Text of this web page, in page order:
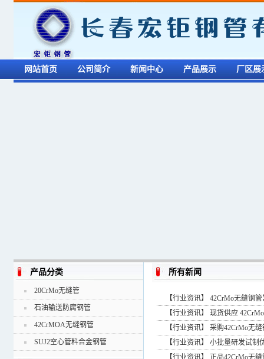
网站首页 公司简介 新闻中心 产品展示 厂区展
所有新闻
【行业资讯】 42CrMo无缝钢
【行业资讯】 现货供应
【行业资讯】 采购42CrMo无
【行业资讯】 小批量研发试制
【行业资讯】 正品42CrMo无
产品分类
20CrMo无缝管
石油输送防腐钢管
42CrMOA无缝钢管
SUJ2空心管料合金钢管